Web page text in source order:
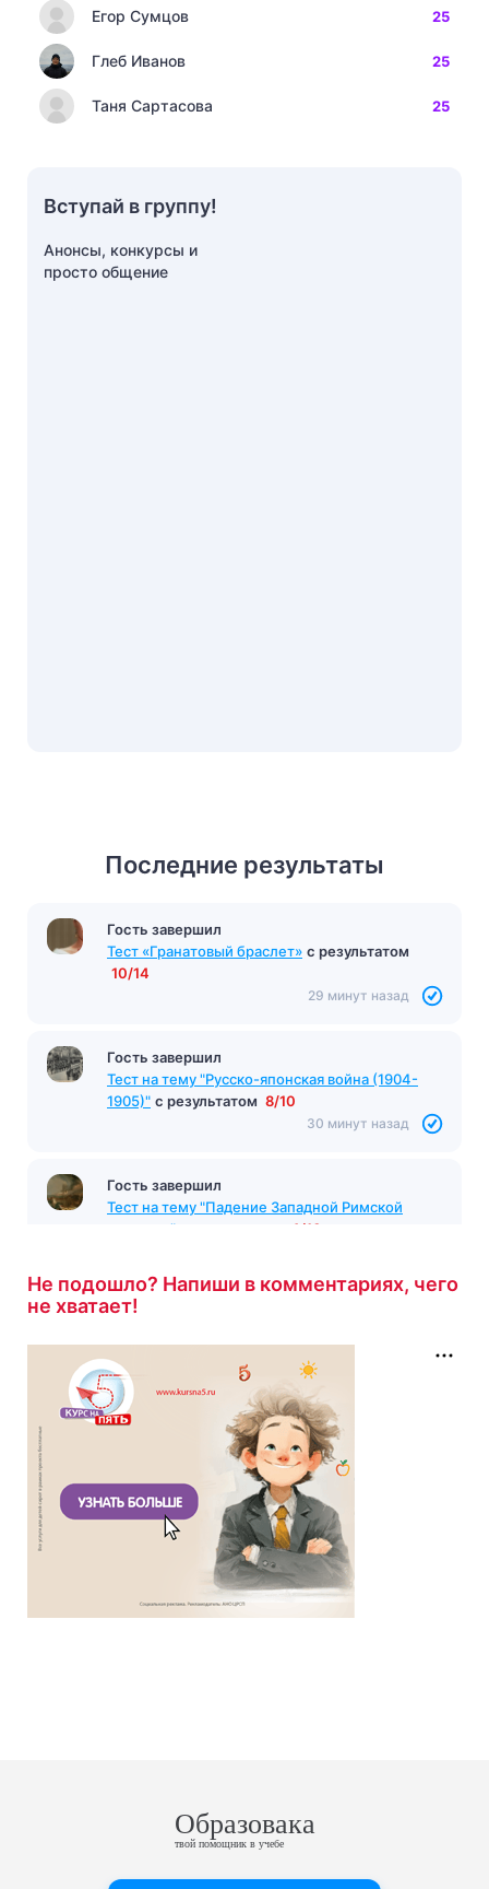
Последние результаты
Гость завершил
Тест «Гранатовый браслет» с результатом
10/14
29 минут назад
Гость завершил
Тест на тему "Русско-японская война (1904-
1905)" с результатом 8/10
30 минут назад
Гость завершил
Тест на тему "Падение Западной Римской
империи"
4/10
Не подошло? Напиши в комментариях, чего
не хватает!
Егор Сумцов 25
Глеб Иванов 25
Таня Сартасова 25
Вступай в группу!
Анонсы, конкурсы и
просто общение
Образовака
твой помощник в учебе